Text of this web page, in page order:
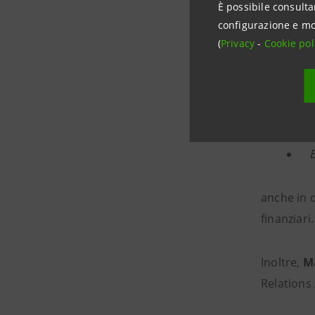
È possibile
configurazione e
(Privacy- Cookie
In
sia
sia
anche in
finanziari.
Inoltre,